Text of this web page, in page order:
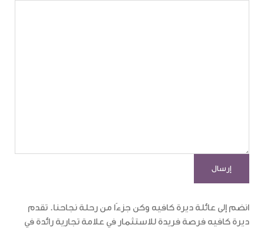
انضم إلى عائلة ديرة كافيه وكن جزءًا من رحلة نجاحنا. تقدم
ديرة كافيه فرصة فريدة للاستثمار في علامة تجارية رائدة في